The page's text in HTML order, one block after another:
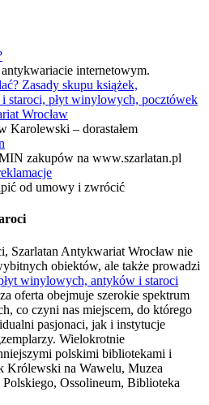
internetowym.
Zasady skupu książek,
staroci, płyt winylowych, pocztówek
Wrocław
Karolewski – dorastałem
zakupów na www.szarlatan.pl
od umowy i zwrócić
Szarlatan Antykwariat Wrocław nie
obiektów, ale także prowadzi
winylowych, antyków i staroci
oferta obejmuje szerokie spektrum
co czyni nas miejscem, do którego
pasjonaci, jak i instytucje
Wielokrotnie
polskimi bibliotekami i
Królewski na Wawelu, Muzea
Ossolineum, Biblioteka